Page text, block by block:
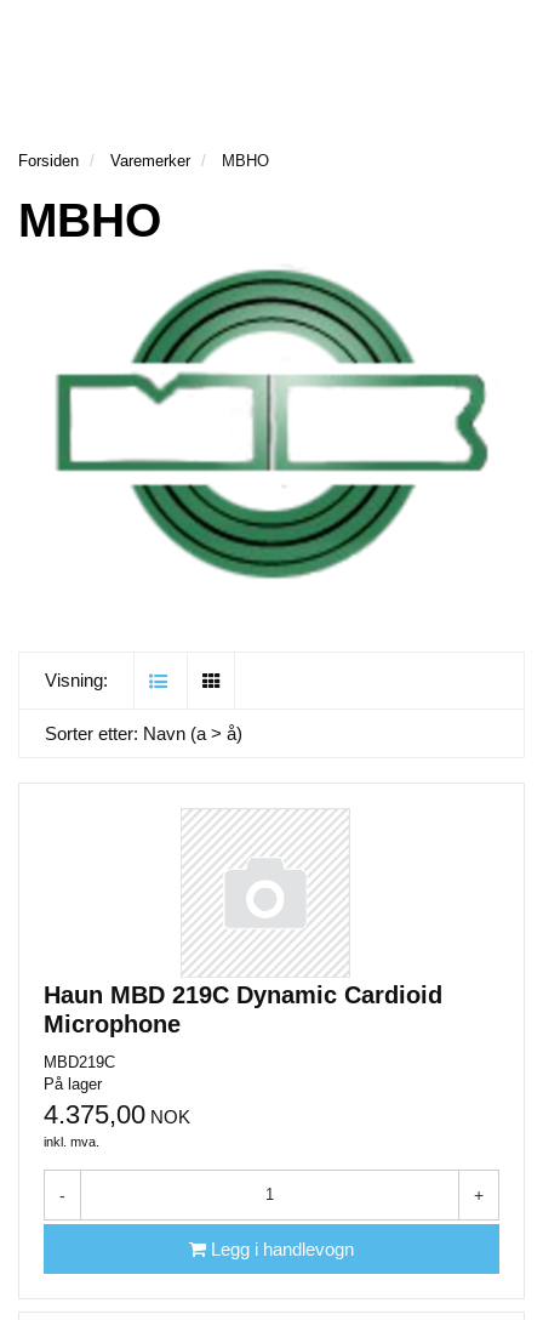
Forsiden Varemerker MBHO
MBHO
Visning:
Sorter etter: Navn (a > å)
Haun MBD 219C Dynamic Cardioid
Microphone
MBD219C
På lager
4.375,00 NOK
inkl. mva.
- +
Legg i handlevogn